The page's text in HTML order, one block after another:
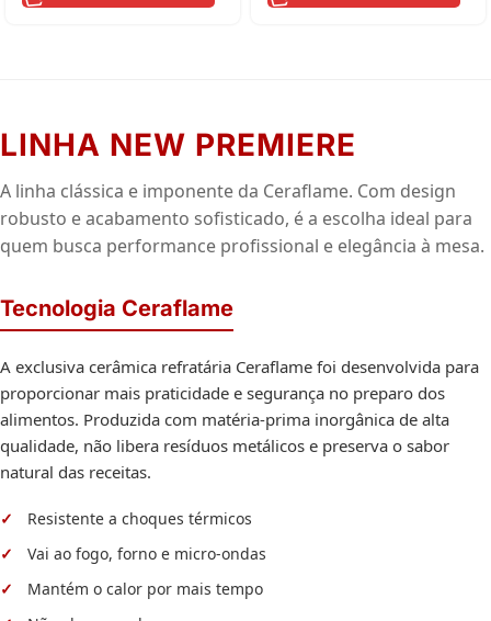
LINHA NEW PREMIERE
A linha clássica e imponente da Ceraflame. Com design
robusto e acabamento sofisticado, é a escolha ideal para
quem busca performance profissional e elegância à mesa.
Tecnologia Ceraflame
A exclusiva cerâmica refratária Ceraflame foi desenvolvida para
proporcionar mais praticidade e segurança no preparo dos
alimentos. Produzida com matéria-prima inorgânica de alta
qualidade, não libera resíduos metálicos e preserva o sabor
natural das receitas.
Resistente a choques térmicos
Vai ao fogo, forno e micro-ondas
Mantém o calor por mais tempo